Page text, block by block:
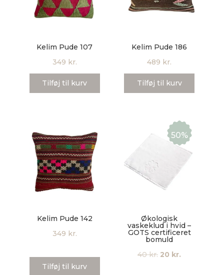
Kelim Pude 107
349 kr.
Tilføj til kurv
Kelim Pude 186
489 kr.
Tilføj til kurv
Kelim Pude 142
349 kr.
Tilføj til kurv
50%
Økologisk
vaskeklud i hvid –
GOTS certificeret
bomuld
40kr. Den
20 kr.